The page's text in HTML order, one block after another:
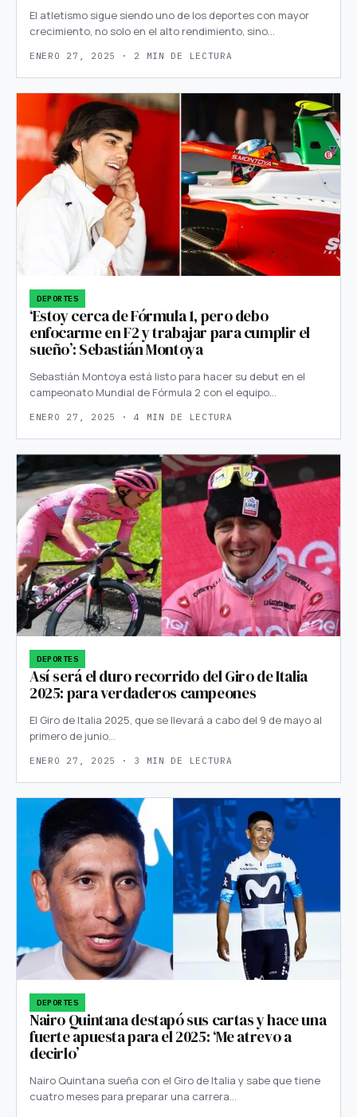
El atletismo sigue siendo uno de los deportes con mayor
crecimiento, no solo en el alto rendimiento, sino…
ENERO 27, 2025 · 2 MIN DE LECTURA
DEPORTES
‘Estoy cerca de Fórmula 1, pero debo
enfocarme en F2 y trabajar para cumplir el
sueño’: Sebastián Montoya
Sebastián Montoya está listo para hacer su debut en el
campeonato Mundial de Fórmula 2 con el equipo…
ENERO 27, 2025 · 4 MIN DE LECTURA
DEPORTES
Así será el duro recorrido del Giro de Italia
2025: para verdaderos campeones
El Giro de Italia 2025, que se llevará a cabo del 9 de mayo al
primero de junio…
ENERO 27, 2025 · 3 MIN DE LECTURA
DEPORTES
Nairo Quintana destapó sus cartas y hace una
fuerte apuesta para el 2025: ‘Me atrevo a
decirlo’
Nairo Quintana sueña con el Giro de Italia y sabe que tiene
cuatro meses para preparar una carrera…